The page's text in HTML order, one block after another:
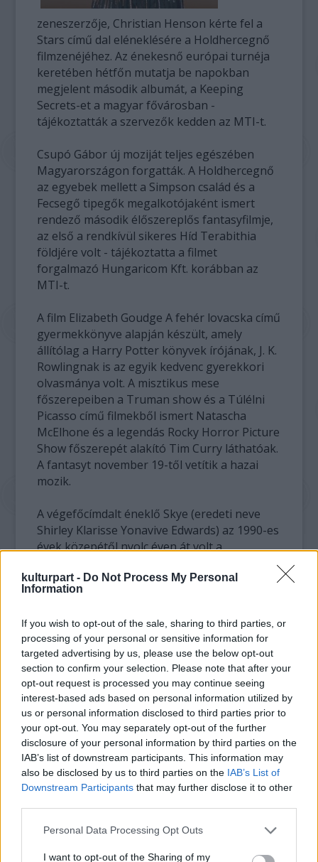
kulturpart - Do Not Process My Personal
Information
If you wish to opt-out of the sale, sharing to third parties, or
processing of your personal or sensitive information for
targeted advertising by us, please use the below opt-out
section to confirm your selection. Please note that after your
opt-out request is processed you may continue seeing
interest-based ads based on personal information utilized by
us or personal information disclosed to third parties prior to
your opt-out. You may separately opt-out of the further
disclosure of your personal information by third parties on the
IAB’s list of downstream participants. This information may
also be disclosed by us to third parties on the IAB’s List of
Downstream Participants that may further disclose it to other
Please note that this website/app uses one or more Google
not limited to your visit or usage behaviour. You may click to
Personal Data Processing Opt Outs
I want to opt-out of the Sharing of my
zeneszerzője, Christian Henson kérte fel a
Stars című dal eléneklésére a Holdhercegnő
filmzenéjéhez. Az énekesnő európai turnéja
keretében hétfőn mutatja be napokban
megjelent második albumát, a Keeping
Secrets-et a magyar fővárosban -
tájékoztatták a szervezők kedden az MTI-t.
Csupó Gábor új moziját teljes egészében
Magyarországon forgatták. A Holdhercegnő
az egyebek mellett a Simpson család és a
Fecsegő tipegők megalkotójaként ismert
rendező második élőszereplős fantasyfilmje,
az első a rendkívül sikeres Híd Terabithia
földjére volt - tájékoztatta a filmet
forgalmazó Hungaricom Kft. korábban az
MTI-t.
A film Elizabeth Goudge A fehér lovacska című
gyermekkönyve alapján készült, amely
állítólag a Harry Potter könyvek írójának, J. K.
Rowlingnak is az egyik kedvenc gyerekkori
olvasmánya volt. A misztikus mese
főszerepeiben a Truman show és a Túlélni
Picasso című filmekből ismert Natascha
McElhone és a legendás Rocky Horror Picture
Show főszerepét alakító Tim Curry láthatóak.
A fantasyt november 19-től vetítik a hazai
mozik.
A végefőcímdalt éneklő Skye (eredeti neve
Shirley Klarisse Yonavive Edwards) az 1990-es
évek közepétől nyolc éven át volt a
Godfrey-fivérek által vezetett Morcheeba
énekesnője. Az együttes első négy albuma -
Fragments of Freedom (2000), Charango
(2002) - milliós eladásokat produkált, a fúzió,
a funk és a blues elemeivel ötvözött tánczene
Skye érzelemtől fűtött hangjával az egész
világot elbűvölte.
Az énekesnő 2003-ban kilépett a
Morcheebából; Skye dalszerzőként is ki
akarta próbálni magát. Három évet dolgozott
első szóló albumán; a Los Angelesben készült
Mind How You Go 2006-ban jelent meg, és
csendesebb, dzsesszesebb, balladisztikusabb
lett, mint amilyen a Morcheeba zenéje volt, a
szövegek pedig személyesek, érzelmesek.